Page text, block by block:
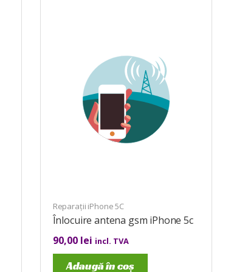
Reparații iPhone 5C
Înlocuire antena gsm iPhone 5c
90,00 lei incl. TVA
Adaugă în coș